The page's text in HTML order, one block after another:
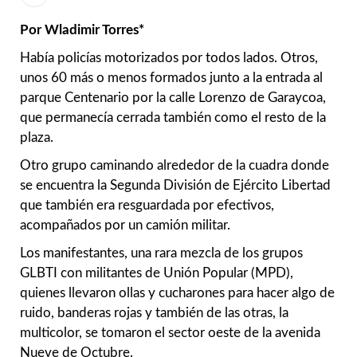
Por Wladimir Torres*
Había policías motorizados por todos lados. Otros,
unos 60 más o menos formados junto a la entrada al
parque Centenario por la calle Lorenzo de Garaycoa,
que permanecía cerrada también como el resto de la
plaza.
Otro grupo caminando alrededor de la cuadra donde
se encuentra la Segunda División de Ejército Libertad
que también era resguardada por efectivos,
acompañados por un camión militar.
Los manifestantes, una rara mezcla de los grupos
GLBTI con militantes de Unión Popular (MPD),
quienes llevaron ollas y cucharones para hacer algo de
ruido, banderas rojas y también de las otras, la
multicolor, se tomaron el sector oeste de la avenida
Nueve de Octubre.